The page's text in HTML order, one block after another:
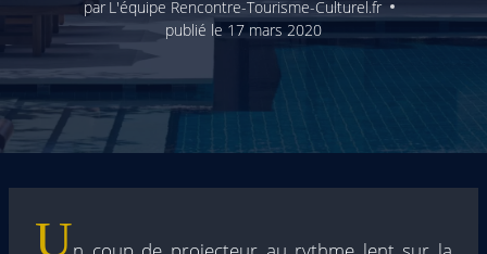
par L'équipe Rencontre-Tourisme-Culturel.fr
publié le 17 mars 2020
U